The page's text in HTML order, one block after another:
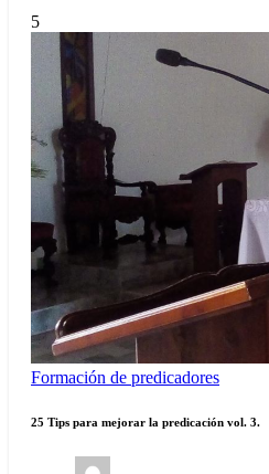
5
Formación de predicadores
25 Tips para mejorar la predicación vol. 3.